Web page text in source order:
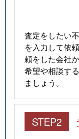
査定をしたい
を入力して依
頼をした会社
希望や相談す
ましょう。
STEP2